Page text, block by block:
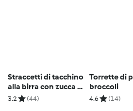
Straccetti di tacchino
alla birra con zucca e
salvia
3.2 (44)
Torrette di
broccoli
4.6 (14)